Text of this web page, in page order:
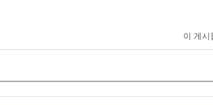
이 게시